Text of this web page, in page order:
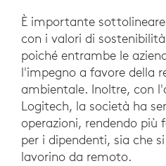
È importante
con i valori di
poiché entrambe le
l'impegno a favore della
ambientale. Inoltre, con
Logitech, la società ha
operazioni, rendendo più
per i dipendenti, sia che
lavorino da remoto.